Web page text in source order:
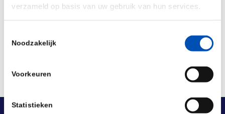
verzameld op basis van uw gebruik van hun services.
Noodzakelijk
Voorkeuren
Statistieken
Deel dit stuk